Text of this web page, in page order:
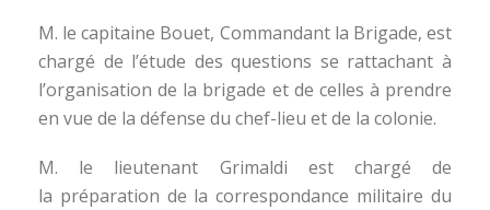
M. le capitaine Bouet, Commandant la Brigade, est
chargé de l’étude des questions se rattachant à
l’organisation de la brigade et de celles à prendre
en vue de la défense du chef-lieu et de la colonie.
M. le lieutenant Grimaldi est chargé de
la préparation de la correspondance militaire du